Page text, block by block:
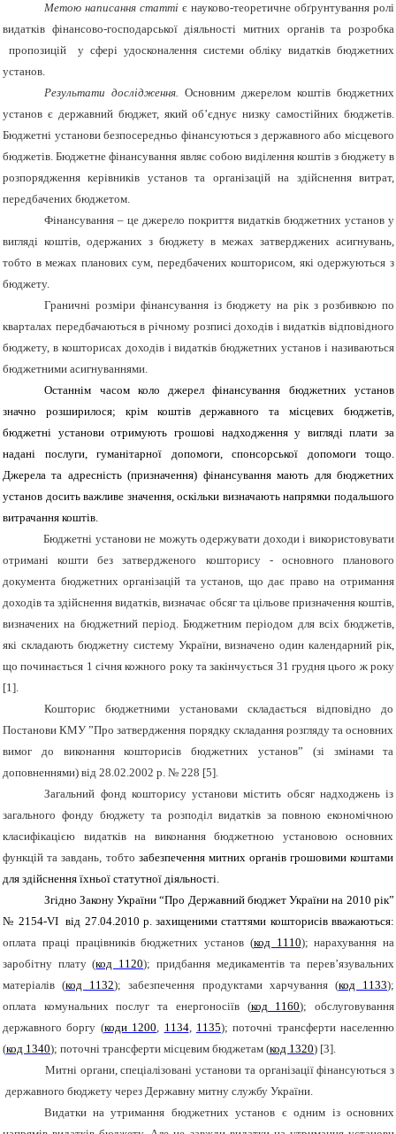
Метою написання статті є науково-теоретичне обґрунтування ролі
видатків фінансово-господарської діяльності митних органів та розробка
пропозицій у сфері удосконалення системи обліку видатків бюджетних
установ.
Результати дослідження.Основним джерелом коштів бюджетних
установ є державний бюджет, який об’єднує низку самостійних бюджетів.
Бюджетні установи безпосередньо фінансуються з державного або місцевого
бюджетів. Бюджетне фінансування являє собою виділення коштів з бюджету в
розпорядження керівників установ та організацій на здійснення витрат,
передбачених бюджетом.
Фінансування – це джерело покриття видатків бюджетних установ у
вигляді коштів, одержаних з бюджету в межах затверджених асигнувань,
тобто в межах планових сум, передбачених кошторисом, які одержуються з
бюджету.
Граничні розміри фінансування із бюджету на рік з розбивкою по
кварталах передбачаються в річному розписі доходів і видатків відповідного
бюджету, в кошторисах доходів і видатків бюджетних установ і називаються
бюджетними асигнуваннями.
Останнім часом коло джерел фінансування бюджетних установ
значно розширилося; крім коштів державного та місцевих бюджетів,
бюджетні установи отримують грошові надходження у вигляді плати за
надані послуги, гуманітарної допомоги, спонсорської допомоги тощо.
Джерела та адресність (призначення) фінансування мають для бюджетних
установ досить важливе значення, оскільки визначають напрямки подальшого
витрачання коштів.
Бюджетні установи не можуть одержувати доходи і використовувати
отримані кошти без затвердженого кошторису -основного планового
документа бюджетних організацій та установ, що дає право на отримання
доходів та здійснення видатків, визначає обсяг та цільове призначення коштів,
визначених на бюджетний період. Бюджетним періодом для всіх бюджетів,
які складають бюджетну систему України, визначено один календарний рік,
що починається 1 січня кожного року та закінчується 31 грудня цього ж року
[1].
Кошторис бюджетними установами складається відповідно до
Постанови КМУ”Про затвердження порядку складання розгляду та основних
вимог до виконання кошторисів бюджетних установ” (зі змінами та
доповненнями) від 28.02.2002 р. № 228 [5].
Загальний фонд кошторису установи містить обсяг надходжень із
загального фонду бюджету та розподіл видатків за повною економічною
класифікацією видатків на виконання бюджетною установою основних
функцій та завдань, тобто забезпечення митних органів грошовими коштами
для здійснення їхньої статутної діяльності.
Згідно Закону України “Про Державний бюджет України на 2010 рік”
№ 2154-VІ від 27.04.2010 р. захищеними статтями кошторисів вважаються:
оплата праці працівників бюджетних установ (код 1110);нарахування на
заробітну плату (код 1120); придбання медикаментів та перев’язувальних
матеріалів (код 1132);забезпечення продуктами харчування (код 1133);
оплата комунальних послуг та енергоносіїв (код 1160);обслуговування
державного боргу (коди 1200, 1134, 1135);поточні трансферти населенню
(код 1340); поточні трансферти місцевим бюджетам (код 1320) [3].
Митні органи, спеціалізовані установи та організації фінансуються з
державного бюджету через Державну митну службу України.
Видатки на утримання бюджетних установ є одним із основних